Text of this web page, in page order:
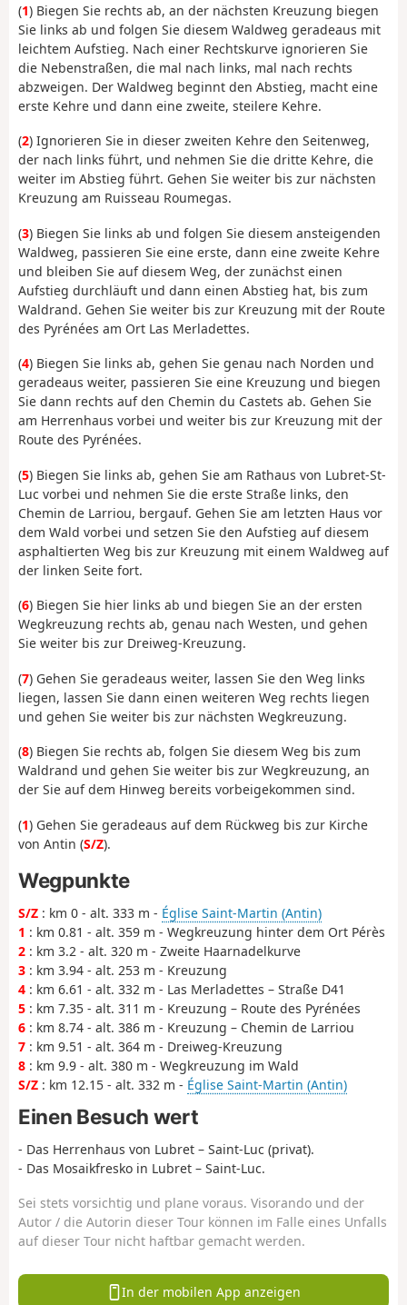
(1) Biegen Sie rechts ab, an der nächsten Kreuzung biegen
Sie links ab und folgen Sie diesem Waldweg geradeaus mit
leichtem Aufstieg. Nach einer Rechtskurve ignorieren Sie
die Nebenstraßen, die mal nach links, mal nach rechts
abzweigen. Der Waldweg beginnt den Abstieg, macht eine
erste Kehre und dann eine zweite, steilere Kehre.
(2) Ignorieren Sie in dieser zweiten Kehre den Seitenweg,
der nach links führt, und nehmen Sie die dritte Kehre, die
weiter im Abstieg führt. Gehen Sie weiter bis zur nächsten
Kreuzung am Ruisseau Roumegas.
(3) Biegen Sie links ab und folgen Sie diesem ansteigenden
Waldweg, passieren Sie eine erste, dann eine zweite Kehre
und bleiben Sie auf diesem Weg, der zunächst einen
Aufstieg durchläuft und dann einen Abstieg hat, bis zum
Waldrand. Gehen Sie weiter bis zur Kreuzung mit der Route
des Pyrénées am Ort Las Merladettes.
(4) Biegen Sie links ab, gehen Sie genau nach Norden und
geradeaus weiter, passieren Sie eine Kreuzung und biegen
Sie dann rechts auf den Chemin du Castets ab. Gehen Sie
am Herrenhaus vorbei und weiter bis zur Kreuzung mit der
Route des Pyrénées.
(5) Biegen Sie links ab, gehen Sie am Rathaus von Lubret-St-
Luc vorbei und nehmen Sie die erste Straße links, den
Chemin de Larriou, bergauf. Gehen Sie am letzten Haus vor
dem Wald vorbei und setzen Sie den Aufstieg auf diesem
asphaltierten Weg bis zur Kreuzung mit einem Waldweg auf
der linken Seite fort.
(6) Biegen Sie hier links ab und biegen Sie an der ersten
Wegkreuzung rechts ab, genau nach Westen, und gehen
Sie weiter bis zur Dreiweg-Kreuzung.
(7) Gehen Sie geradeaus weiter, lassen Sie den Weg links
liegen, lassen Sie dann einen weiteren Weg rechts liegen
und gehen Sie weiter bis zur nächsten Wegkreuzung.
(8) Biegen Sie rechts ab, folgen Sie diesem Weg bis zum
Waldrand und gehen Sie weiter bis zur Wegkreuzung, an
der Sie auf dem Hinweg bereits vorbeigekommen sind.
(1) Gehen Sie geradeaus auf dem Rückweg bis zur Kirche
von Antin (S/Z).
Wegpunkte
S/Z : km 0 - alt. 333 m - Église Saint-Martin (Antin)
1 : km 0.81 - alt. 359 m - Wegkreuzung hinter dem Ort Pérès
2 : km 3.2 - alt. 320 m - Zweite Haarnadelkurve
3 : km 3.94 - alt. 253 m - Kreuzung
4 : km 6.61 - alt. 332 m - Las Merladettes – Straße D41
5 : km 7.35 - alt. 311 m - Kreuzung – Route des Pyrénées
6 : km 8.74 - alt. 386 m - Kreuzung – Chemin de Larriou
7 : km 9.51 - alt. 364 m - Dreiweg-Kreuzung
8 : km 9.9 - alt. 380 m - Wegkreuzung im Wald
S/Z : km 12.15 - alt. 332 m - Église Saint-Martin (Antin)
Einen Besuch wert
- Das Herrenhaus von Lubret – Saint-Luc (privat).
- Das Mosaikfresko in Lubret – Saint-Luc.
Sei stets vorsichtig und plane voraus. Visorando und der
Autor / die Autorin dieser Tour können im Falle eines Unfalls
auf dieser Tour nicht haftbar gemacht werden.
In der mobilen App anzeigen